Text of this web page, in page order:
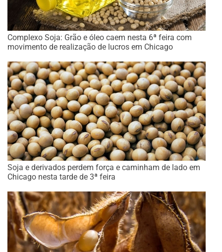
Complexo Soja: Grão e óleo caem nesta 6ª feira com
movimento de realização de lucros em Chicago
Soja e derivados perdem força e caminham de lado em
Chicago nesta tarde de 3ª feira